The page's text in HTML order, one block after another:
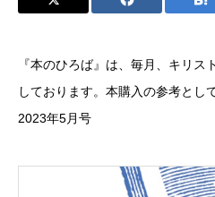
『本のひろば』は、毎月、キリ
しております。本購入の参考とし
2023年5月号